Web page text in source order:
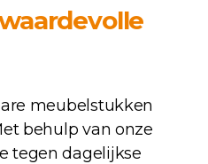
meubelstukken
behulp van onze
tegen dagelijkse